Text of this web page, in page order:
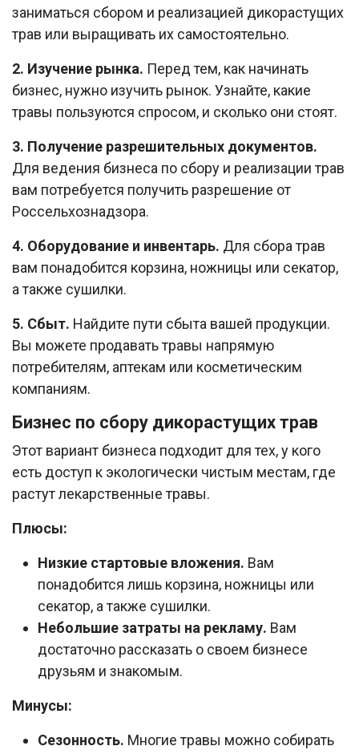
заниматься сбором и реализацией дикорастущих
трав или выращивать их самостоятельно.
2. Изучение рынка. Перед тем, как начинать
бизнес, нужно изучить рынок. Узнайте, какие
травы пользуются спросом, и сколько они стоят.
3. Получение разрешительных документов.
Для ведения бизнеса по сбору и реализации трав
вам потребуется получить разрешение от
Россельхознадзора.
4. Оборудование и инвентарь. Для сбора трав
вам понадобится корзина, ножницы или секатор,
а также сушилки.
5. Сбыт. Найдите пути сбыта вашей продукции.
Вы можете продавать травы напрямую
потребителям, аптекам или косметическим
компаниям.
Бизнес по сбору дикорастущих трав
Этот вариант бизнеса подходит для тех, у кого
есть доступ к экологически чистым местам, где
растут лекарственные травы.
Плюсы:
Низкие стартовые вложения. Вам
понадобится лишь корзина, ножницы или
секатор, а также сушилки.
Небольшие затраты на рекламу. Вам
достаточно рассказать о своем бизнесе
друзьям и знакомым.
Минусы:
Сезонность. Многие травы можно собирать